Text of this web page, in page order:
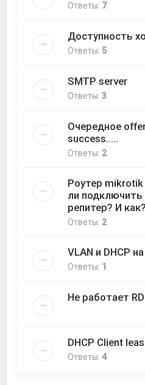
Ответы: 7
Доступность
Ответы: 5
SMTP server
Ответы:3
Очередное
success.....
Ответы: 2
Роутер
ли
репитер? И как?
Ответы: 2
VLAN и DHCP
Ответы: 1
Не работает
DHCP Client
Ответы:4